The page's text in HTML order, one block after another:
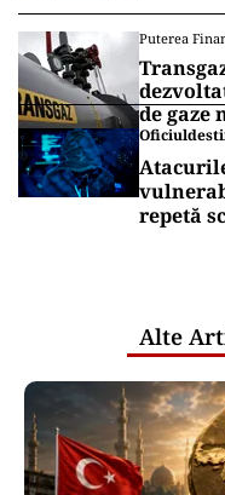
Puterea
de gaze
repetă
Alte